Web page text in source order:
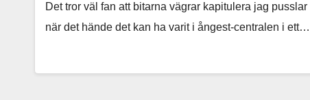
Det tror väl fan att bitarna vägrar kapitulera jag
när det hände det kan ha varit i ångest-centralen i ett…